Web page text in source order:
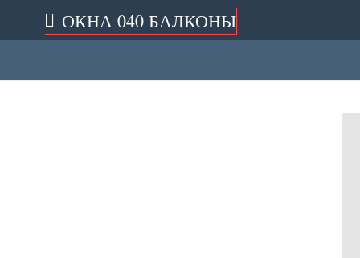
ОКНА 040 БАЛКОНЫ